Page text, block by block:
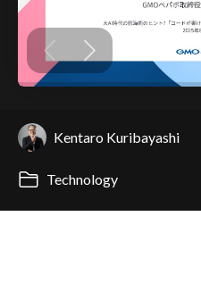
Kentaro Kuribayashi
Technology